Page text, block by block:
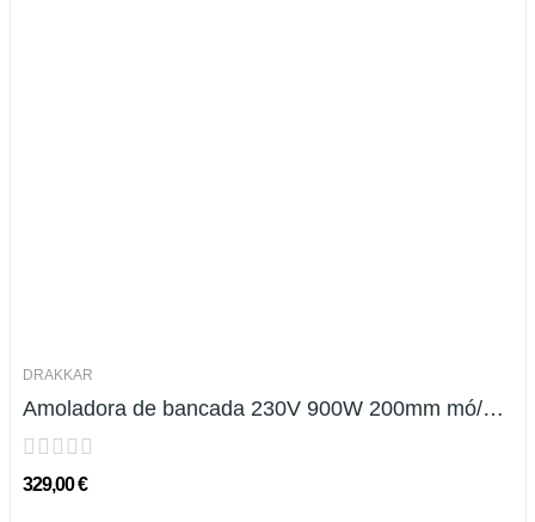
DRAKKAR
Amoladora de bancada 230V 900W 200mm mó/escova
329,00 €